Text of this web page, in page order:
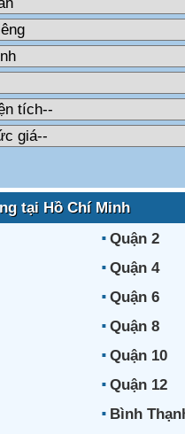
tại Hồ Chí Minh
Quận 2
Quận 4
Quận 6
Quận 8
Quận 10
Quận 12
Bình